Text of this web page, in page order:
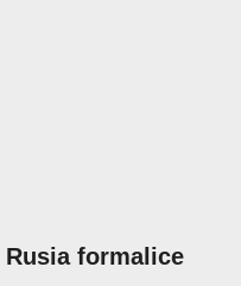
Rusia formalice